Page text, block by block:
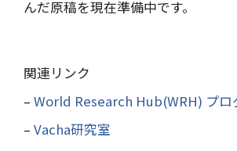
んだ原稿を現在準備中です。
関連リンク
– World Research Hub(WRH) プロ
– Vacha研究室